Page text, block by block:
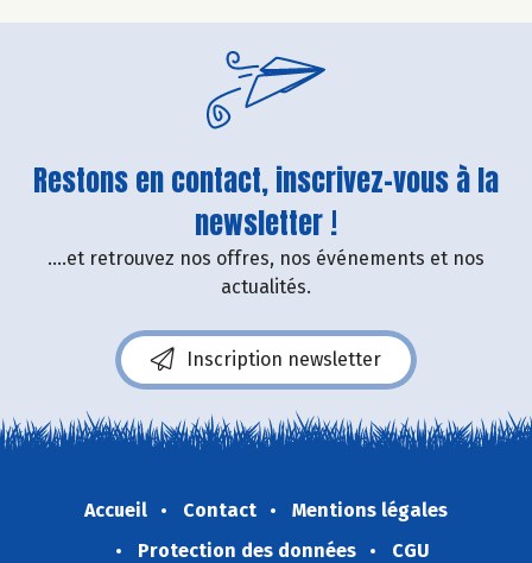
Restons en contact, inscrivez-vous à la
newsletter !
....et retrouvez nos offres, nos événements et nos
actualités.
Inscription newsletter
Accueil Contact
Mentions légales
Protection des données
CGU